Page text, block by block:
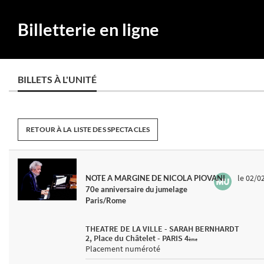
Billetterie en ligne
BILLETS À L'UNITÉ
RETOUR À LA LISTE DES SPECTACLES
NOTE A MARGINE DE NICOLA PIOVANI
70e anniversaire du jumelage
Paris/Rome
le 02/
THEATRE DE LA VILLE - SARAH BERNHARDT
2, Place du Châtelet - PARIS 4ème
Placement numéroté